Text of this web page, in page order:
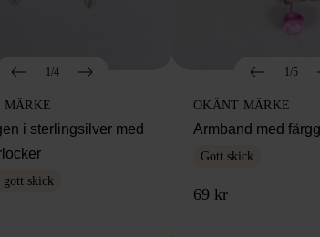
1/4
MÄRKE
i sterlingsilver med
gott skick
1/5
OKÄNT MÄRKE
Armband med
Gott skick
69 kr